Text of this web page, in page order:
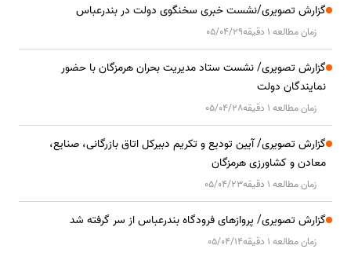
گزارش تصویری/نشست خبری سخنگوی دولت در بندرعباس
زمان مطالعه 1 دقیقه 05/04/29
گزارش تصویری/ نشست ستاد مدیریت بحران هرمزگان با حضور
نمایندگان دولت
زمان مطالعه 1 دقیقه 05/04/28
گزارش تصویری/ آیین تودیع و تکریم دبیرکل اتاق بازرگانی، صنایع،
معادن و کشاورزی هرمزگان
زمان مطالعه 1 دقیقه 05/04/23
گزارش تصویری/ پروازهای فرودگاه بندرعباس از سر گرفته شد
زمان مطالعه 1 دقیقه 05/04/14